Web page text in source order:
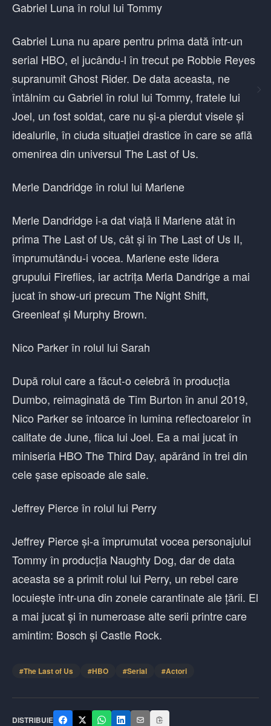
Gabriel Luna în rolul lui Tommy
Gabriel Luna nu apare pentru prima dată într-un
serial HBO, el jucându-l în trecut pe Robbie Reyes
supranumit Ghost Rider. De data aceasta, ne
întâlnim cu Gabriel în rolul lui Tommy, fratele lui
Joel, un fost soldat, care nu și-a pierdut visele și
idealurile, în ciuda situației drastice în care se află
omenirea din universul The Last of Us.
Merle Dandridge în rolul lui Marlene
Merle Dandridge i-a dat viață li Marlene atât în
prima The Last of Us, cât și în The Last of Us II,
împrumutându-i vocea. Marlene este lidera
grupului Fireflies, iar actrița Merla Dandrige a mai
jucat în show-uri precum The Night Shift,
Greenleaf și Murphy Brown.
Nico Parker în rolul lui Sarah
După rolul care a făcut-o celebră în producția
Dumbo, reimaginată de Tim Burton în anul 2019,
Nico Parker se întoarce în lumina reflectoarelor în
calitate de June, fiica lui Joel. Ea a mai jucat în
miniseria HBO The Third Day, apărând în trei din
cele șase episoade ale sale.
Jeffrey Pierce în rolul lui Perry
Jeffrey Pierce și-a împrumutat vocea personajului
Tommy în producția Naughty Dog, dar de data
aceasta se a primit rolul lui Perry, un rebel care
locuiește într-una din zonele carantinate ale țării. El
a mai jucat și în numeroase alte serii printre care
amintim: Bosch și Castle Rock.
#The Last of Us #HBO #Serial #Actori
DISTRIBUIE